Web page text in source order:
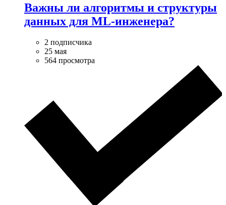
Важны ли алгоритмы и структуры
данных для ML-инженера?
2 подписчика
25 мая
564 просмотра